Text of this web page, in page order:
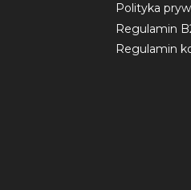
Polityka
Regulamin
Regulamin